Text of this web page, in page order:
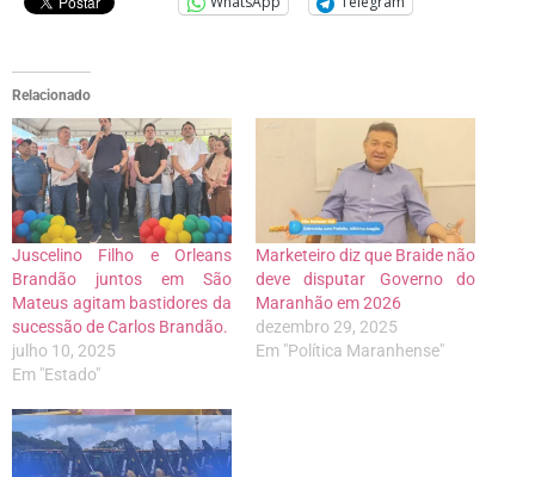
Relacionado
Juscelino Filho e Orleans
Brandão juntos em São
Mateus agitam bastidores da
sucessão de Carlos Brandão.
julho 10, 2025
Em "Estado"
Marketeiro diz que Braide não
deve disputar Governo do
Maranhão em 2026
dezembro 29, 2025
Em "Política Maranhense"